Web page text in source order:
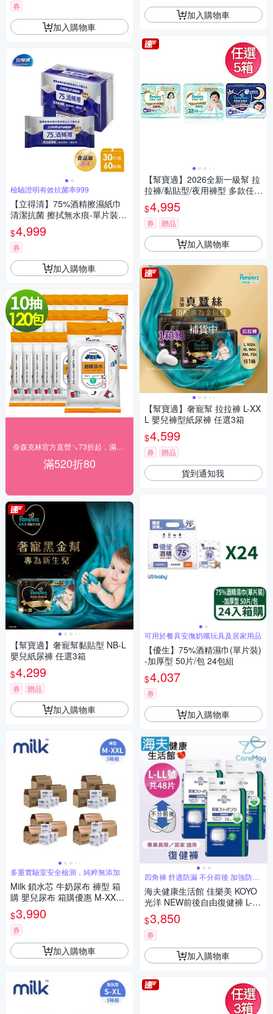
券
加入購物車
檢驗證明有效抗菌率999
【立得清】75%酒精擦濕紙巾
清潔抗菌 擦拭無水痕-單片裝(3
0片x60包)-箱購
$4,999
券
加入購物車
滿520折80
【幫寶適】奢寵幫黏貼型 NB-L
嬰兒紙尿褲 任選3箱
$4,299
券 贈品
加入購物車
多重實驗室安全檢測，純粹無添加
Milk 鎖水芯 牛奶尿布 褲型 箱
購 嬰兒尿布 箱購優惠 M-XXL
多款任選 3箱
$3,990
券
加入購物車
加入購物車
【幫寶適】2026全新一級幫 拉
拉褲/黏貼型/夜用褲型 多款任選
5箱
$4,995
券 贈品
加入購物車
補貨中
【幫寶適】奢寵幫 拉拉褲 L-XX
L 嬰兒褲型紙尿褲 任選3箱
$4,599
券 贈品
貨到通知我
可用於餐具安撫奶嘴玩具及居家用品
【優生】75%酒精濕巾(單片裝)
-加厚型 50片/包 24包組
$4,037
券
加入購物車
四角褲 舒適防漏 不分前後 加強防漏
褲型
海夫健康生活館 佳樂美 KOYO
光洋 NEW前後自由復健褲 L-LL
號 共48片
$3,850
券
加入購物車